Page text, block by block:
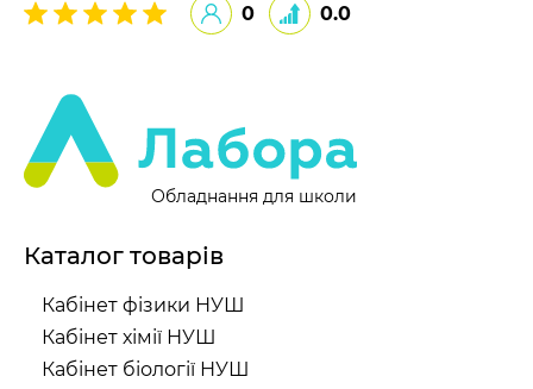
0
0.0
Обладнання для школи
Каталог товарів
Кабінет фізики НУШ
Кабінет хімії НУШ
Кабінет біології НУШ